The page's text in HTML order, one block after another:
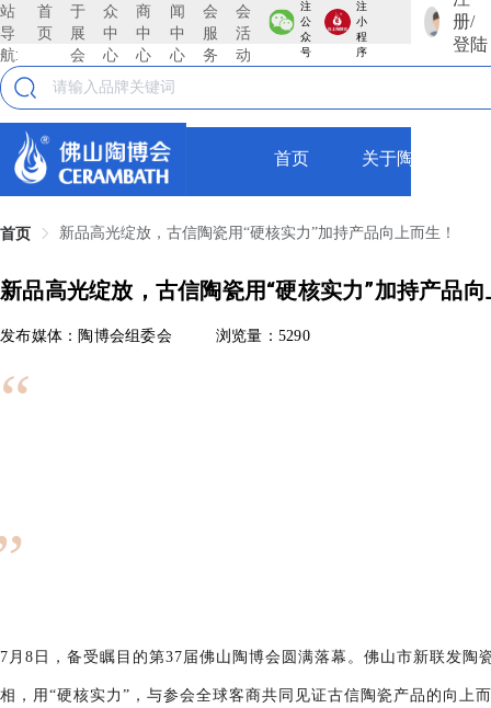
站
导
航:
首
页
于
展
会
众
中
心
商
中
心
闻
中
心
会
服
务
会
活
动
注
公
众
号
注
小
程
序
册/
登陆
首页 关于陶博会
首页 新品高光绽放，古信陶瓷用“硬核实力”加持产品向上而生！
新品高光绽放，古信陶瓷用“硬核实力”加持产品
发布媒体：陶博会组委会 浏览量：5290
“
7月8日，备受瞩目的第37届佛山陶博会圆满落幕。佛山市新联发
相，用“硬核实力”，与参会全球客商共同见证古信陶瓷产品的向上